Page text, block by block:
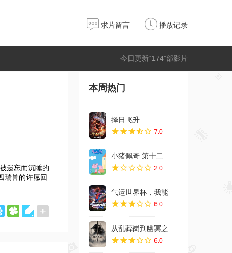
求片留言 播放记录
今日更新“174”部影片
遗忘而沉睡的
瑞兽的许愿回
本周热门
择日飞升
7.0
小猪佩奇 第十二
2.0
气运世界杯，我能
6.0
从乱葬岗到幽冥之
6.0